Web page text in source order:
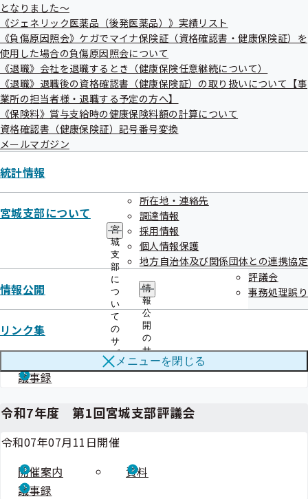
となりました～
《ジェネリック医薬品（後発医薬品）》実績リスト
《負傷原因照会》ケガでマイナ保険証（資格確認書・健康保険証）を
使用した場合の負傷原因照会について
《退職》会社を退職するとき（健康保険任意継続について）
《退職》退職後の資格確認書（健康保険証）の取り扱いについて【事
業所の担当者様・退職する予定の方へ】
《保険料》賞与支給時の健康保険料額の計算について
資格確認書（健康保険証）記号番号変換
メールマガジン
統計情報
宮城支部について
宮
城
支
部
に
つ
い
て
の
サ
ブ
メ
所在地・連絡先
調達情報
採用情報
個人情報保護
地方自治体及び関係団体との連携協定
情報公開
情
報
公
開
の
サ
ブ
メ
ー
評議会
事務処理誤り
リンク集
メニューを閉じる
最新5件
令和8年度 第1回宮城支部評議会
令和08年07月22日開催
開催案内
資料
議事録
令和08年01月16日開催
資料
議事録
令和7年度 第2回宮城支部評議会
令和07年10月24日開催
資料
議事録
令和7年度 第1回宮城支部評議会
令和07年07月11日開催
開催案内
資料
議事録